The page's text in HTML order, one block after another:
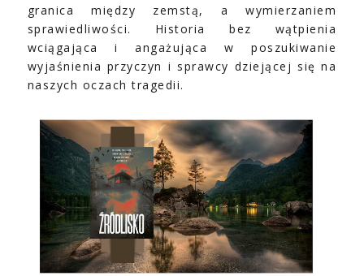
granica między zemstą, a wymierzaniem
sprawiedliwości. Historia bez wątpienia
wciągająca i angażująca w poszukiwanie
wyjaśnienia przyczyn i sprawcy dziejącej się na
naszych oczach tragedii.